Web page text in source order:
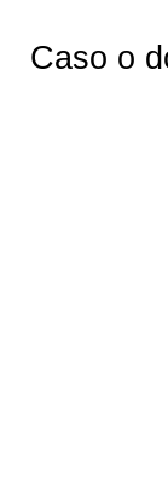
Caso o